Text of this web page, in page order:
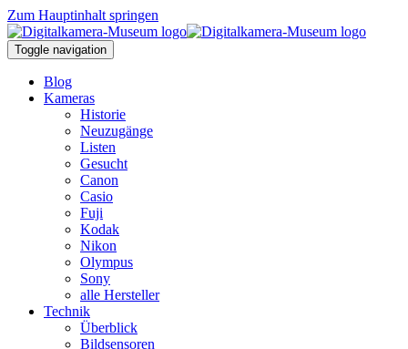
Zum Hauptinhalt springen
Toggle navigation
Blog
Kameras
Historie
Neuzugänge
Listen
Gesucht
Canon
Casio
Fuji
Kodak
Nikon
Olympus
Sony
alle Hersteller
Technik
Überblick
Bildsensoren